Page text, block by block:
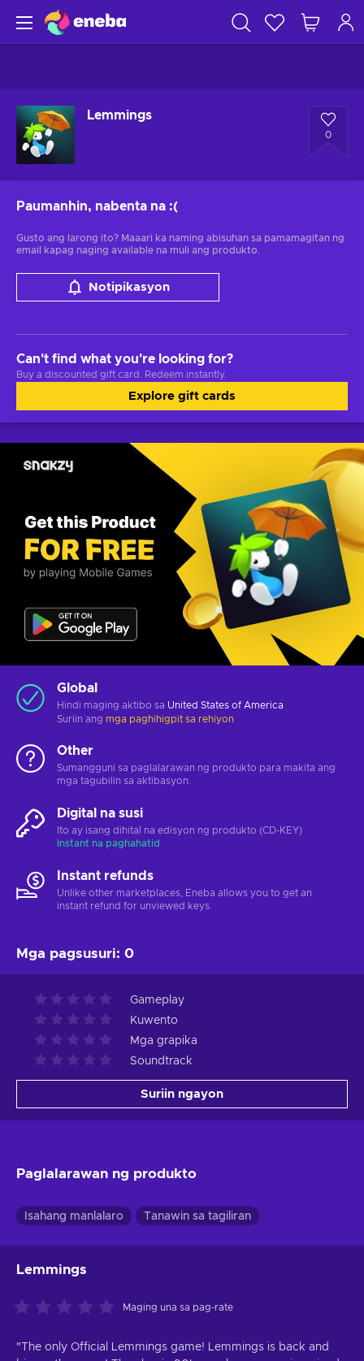
Lemmings
0
Paumanhin, nabenta na :(
Gusto ang larong ito? Maaari ka naming abisuhan sa pamamagitan ng
email kapag naging available na muli ang produkto.
Notipikasyon
Can't find what you're looking for?
Buy a discounted gift card. Redeem instantly.
Explore gift cards
Global
Hindi maging aktibo sa United States of America
Suriin ang mga paghihigpit sa rehiyon
Other
Sumangguni sa paglalarawan ng produkto para makita ang
mga tagubilin sa aktibasyon.
Digital na susi
Ito ay isang dihital na edisyon ng produkto (CD-KEY)
Instant na paghahatid
Instant refunds
Unlike other marketplaces, Eneba allows you to get an
instant refund for unviewed keys.
Mga pagsusuri: 0
Gameplay
Kuwento
Mga grapika
Soundtrack
Suriin ngayon
Paglalarawan ng produkto
Isahang manlalaro Tanawin sa tagiliran
Lemmings
Maging una sa pag-rate
"The only Official Lemmings game! Lemmings is back and